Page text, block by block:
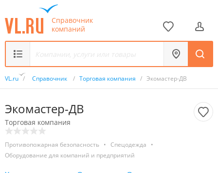
Справочник
компаний
VL.ru / Справочник / Торговая компания / Экомастер-ДВ
Экомастер-ДВ
Торговая компания
Противопожарная безопасность • Спецодежда
•
Оборудование для компаний и предприятий